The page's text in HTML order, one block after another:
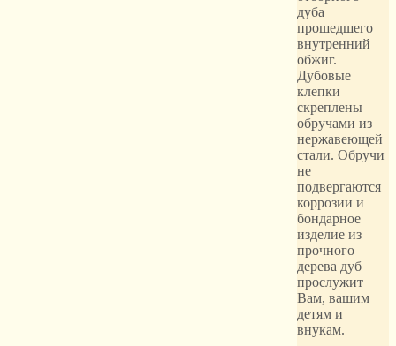
дуба
прошедшего
внутренний
обжиг.
Дубовые
клепки
скреплены
обручами из
нержавеющей
стали. Обручи
не
подвергаются
коррозии и
бондарное
изделие из
прочного
дерева дуб
прослужит
Вам, вашим
детям и
внукам.